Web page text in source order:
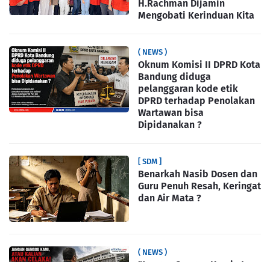
H.Rachman Dijamin
Mengobati Kerinduan Kita
( NEWS )
Oknum Komisi II DPRD Kota
Bandung diduga
pelanggaran kode etik
DPRD terhadap Penolakan
Wartawan bisa
Dipidanakan ?
[ SDM ]
Benarkah Nasib Dosen dan
Guru Penuh Resah, Keringat
dan Air Mata ?
( NEWS )